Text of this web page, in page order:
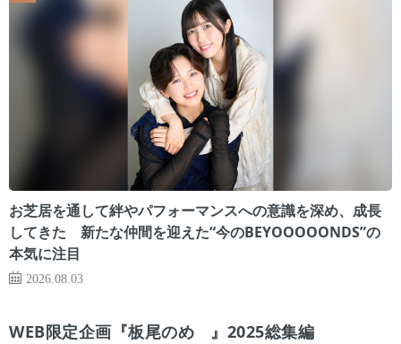
お芝居を通して絆やパフォーマンスへの意識を深め、成長
してきた 新たな仲間を迎えた“今のBEYOOOOONDS”の
本気に注目
2026.08.03
WEB限定企画『板尾のめ゙』2025総集編